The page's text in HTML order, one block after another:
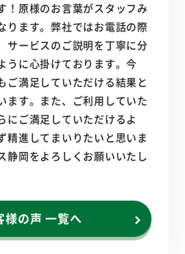
！原様のお言葉がスタッフみ
ります。弊社ではお電話の際
サービスのご説明を丁寧に分
うに心掛けております。今
ご満足していただける結果と
ます。また、ご利用していた
にご満足していただけるよ
精進してまいりたいと思いま
静岡をよろしくお願いいたし
様の声 一覧へ